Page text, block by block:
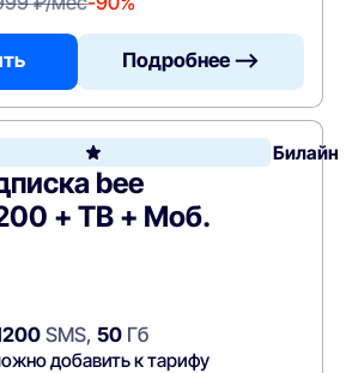
Подробнее —>
Билайн
bee
+ ТВ + Моб.
SMS, 50Гб
добавить к тарифу